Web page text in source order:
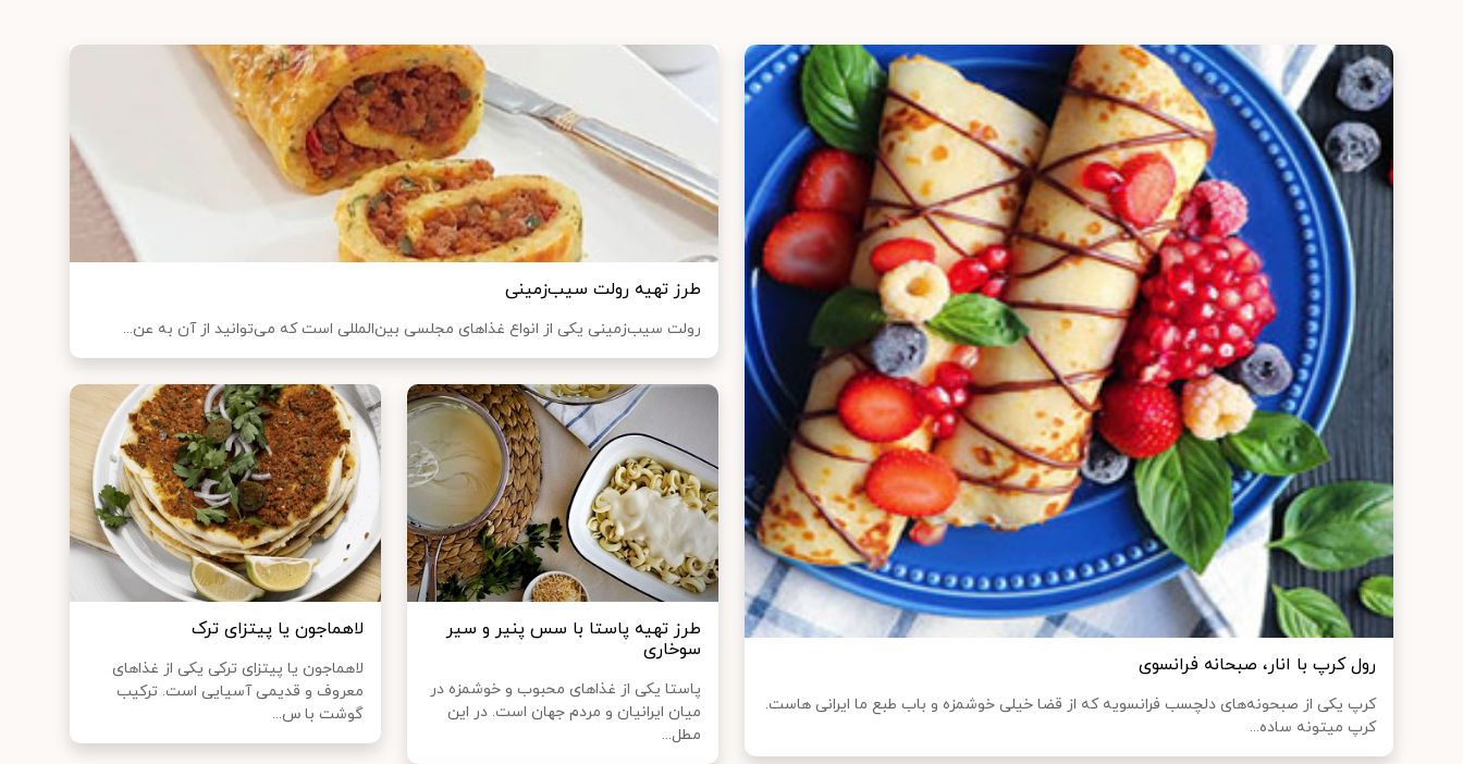
رول کرپ با انار، صبحانه فرانسوی
کرپ یکی از صبحونه‌های دلچسب فرانسویه که از قضا خیلی خوشمزه و باب طبع ما ایرانی هاست.
کرپ میتونه ساده...
طرز تهیه رولت سیب‌زمینی
رولت سیب‌زمینی یکی از انواع غذاهای مجلسی بین‌المللی است که می‌توانید از آن به عن...
طرز تهیه پاستا با سس پنیر و سیر
سوخاری
پاستا یکی از غذا‌های محبوب و خوشمزه در
میان ایرانیان و مردم جهان است. در این
مطل...
لاهماجون یا پیتزای ترک
لاهماجون یا پیتزای ترکی یکی از غذا‌های
معروف و قدیمی آسیایی است. ترکیب
گوشت با س...